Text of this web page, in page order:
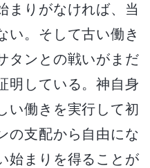
まりがなければ、当
い。そして古い働き
タンとの戦いがまだ
明している。神自身
い働きを実行して初
の支配から自由にな
始まりを得ることが